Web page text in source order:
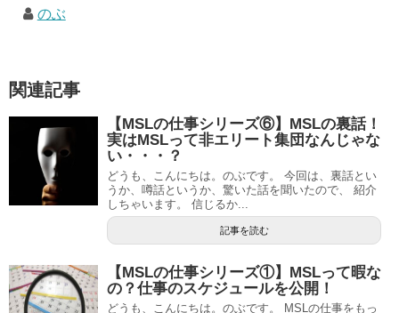
のぶ
関連記事
【MSLの仕事シリーズ⑥】MSLの裏話！
実はMSLって非エリート集団なんじゃな
い・・・？
どうも、こんにちは。のぶです。 今回は、裏話とい
うか、噂話というか、驚いた話を聞いたので、 紹介
しちゃいます。 信じるか...
記事を読む
【MSLの仕事シリーズ①】MSLって暇な
の？仕事のスケジュールを公開！
どうも、こんにちは。のぶです。 MSLの仕事をもっ